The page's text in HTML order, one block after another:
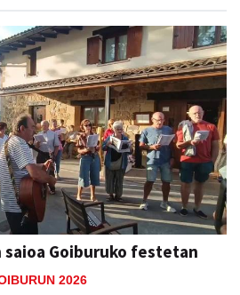
Goiburuko festetan
2026